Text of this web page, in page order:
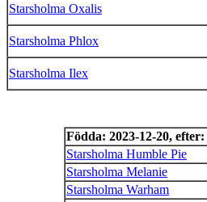
Starsholma Oxalis
Starsholma Phlox
Starsholma Ilex
Födda: 2023-12-20, efter:
Starsholma Humble Pie
Starsholma Melanie
Starsholma Warham